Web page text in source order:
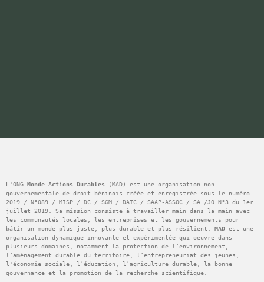
L'ONG Monde Actions Durables (MAD) est une organisation non
gouvernementale de droit béninois créée et enregistrée sous le numéro
2019 / N°089 / MISP / DC / SGM / DAIC / SAAP-ASSOC / SA /JO N°3 du 1er
juillet 2019. Sa mission consiste à travailler main dans la main avec
les communautés locales, les entreprises et les gouvernements pour
bâtir un monde plus juste, plus durable et plus résilient. MAD est une
organisation dynamique innovante et expérimentée qui oeuvre dans
plusieurs domaines, notamment la protection de l’environnement,
l’aménagement durable du territoire, l’entrepreneuriat des jeunes,
l'économie sociale, l’éducation, l’agriculture durable, la bonne
gouvernance et la promotion de la recherche scientifique.